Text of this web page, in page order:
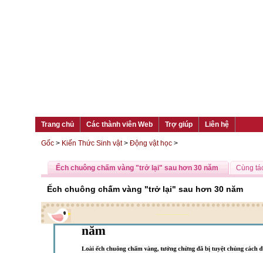
Trang chủ Các thành viên Web Trợ giúp Liên hệ
Gốc > Kiến Thức Sinh vật> Động vật học >
Ếch chuông chấm vàng "trở lại" sau hơn 30 năm Cùng
Ếch chuông chấm vàng "trở lại" sau hơn 30 năm